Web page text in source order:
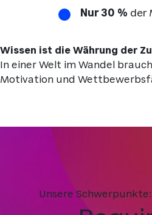
Nur 30 % der
Wissen ist die Währung der
In einer Welt im Wandel
Motivation und
Unsere Schwerpunkte: